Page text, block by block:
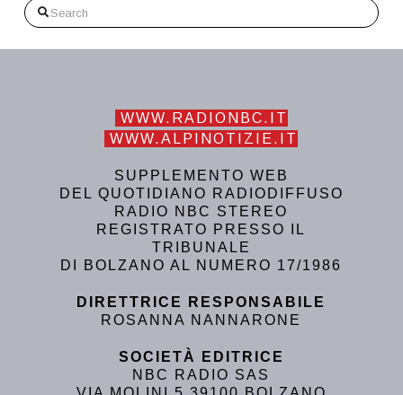
Search
WWW.RADIONBC.IT
WWW.ALPINOTIZIE.IT
SUPPLEMENTO WEB
DEL QUOTIDIANO RADIODIFFUSO
RADIO NBC STEREO
REGISTRATO PRESSO IL
TRIBUNALE
DI BOLZANO AL NUMERO 17/1986
DIRETTRICE RESPONSABILE
ROSANNA NANNARONE
SOCIETÀ EDITRICE
NBC RADIO SAS